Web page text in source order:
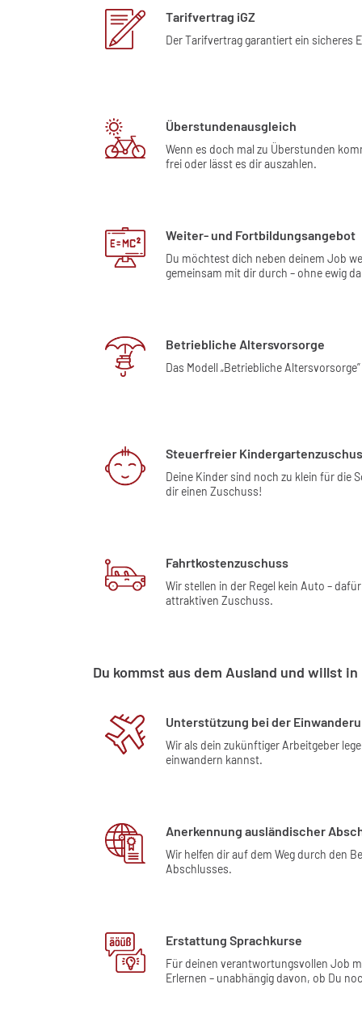
Tarifvertrag iGZ
Der Tarifvertrag garantiert ein sicheres
Überstundenausgleich
Wenn es doch mal zu Überstunden
frei oder lässt es dir auszahlen.
Weiter- und Fortbildungsangebot
Du möchtest dich neben deinem Job
gemeinsam mit dir durch – ohne ewig
Betriebliche Altersvorsorge
Das Modell „Betriebliche
Steuerfreier
Deine Kinder sind noch zu klein für die
dir einen Zuschuss!
Fahrtkostenzuschuss
Wir stellen in der Regel kein Auto –
attraktiven Zuschuss.
Du kommst aus dem Ausland und willst
Unterstützung bei der
Wir als dein zukünftiger Arbeitgeber
einwandern kannst.
Anerkennung ausländischer
Wir helfen dir auf dem Weg durch den
Abschlusses.
Erstattung Sprachkurse
Für deinen verantwortungsvollen Job
Erlernen – unabhängig davon, ob Du